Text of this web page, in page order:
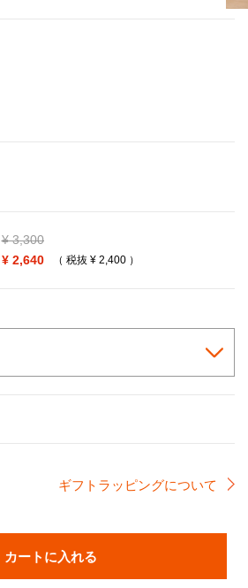
Price reduced from
¥ 3,300to
¥ 2,640
（ 税抜 ¥ 2,400 ）
ギフトラッピングについて
カートに入れる